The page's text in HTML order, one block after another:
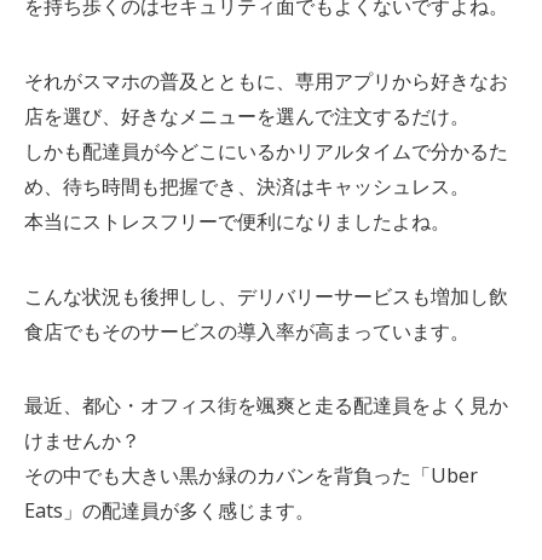
を持ち歩くのはセキュリティ面でもよくないですよね。
それがスマホの普及とともに、専用アプリから好きなお
店を選び、好きなメニューを選んで注文するだけ。
しかも配達員が今どこにいるかリアルタイムで分かるた
め、待ち時間も把握でき、決済はキャッシュレス。
本当にストレスフリーで便利になりましたよね。
こんな状況も後押しし、デリバリーサービスも増加し飲
食店でもそのサービスの導入率が高まっています。
最近、都心・オフィス街を颯爽と走る配達員をよく見か
けませんか？
その中でも大きい黒か緑のカバンを背負った「Uber
Eats」の配達員が多く感じます。